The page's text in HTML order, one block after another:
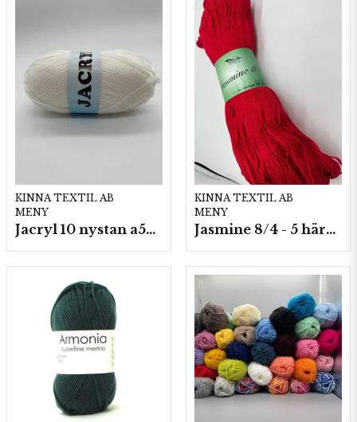
KINNA TEXTIL AB
MENY
Jacryl 10 nystan a50g./fp.
KINNA TEXTIL AB
MENY
Jasmine 8/4 - 5 härvor a200g./fp.